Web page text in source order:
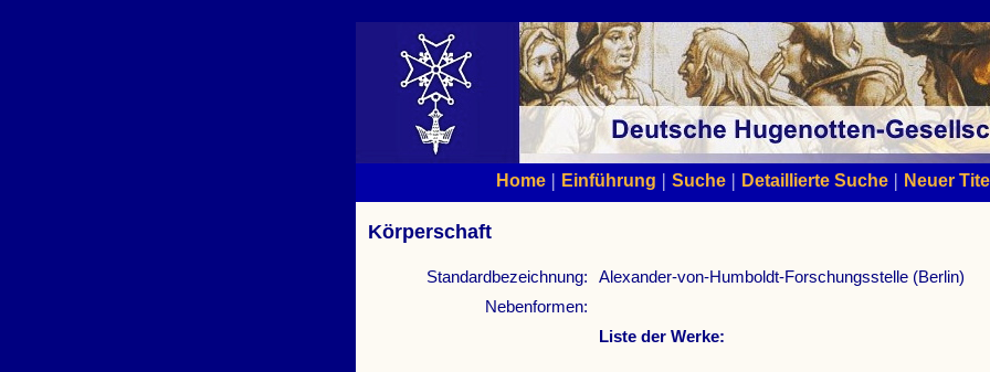
Home | Einführung | Suche | Detaillierte Suche | Neuer
Körperschaft
Standardbezeichnung:
Alexander-von-Humboldt-Forschungsstelle (Berlin)
Nebenformen:
Liste der Werke: